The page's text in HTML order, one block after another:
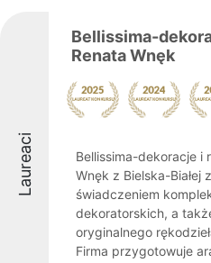
Laureaci
Bellissima-
Renata Wnęk
Bellissima-dekoracje i
Wnęk z Bielska-Białej
świadczeniem
dekoratorskich, a
oryginalnego
Firma przygotowuje